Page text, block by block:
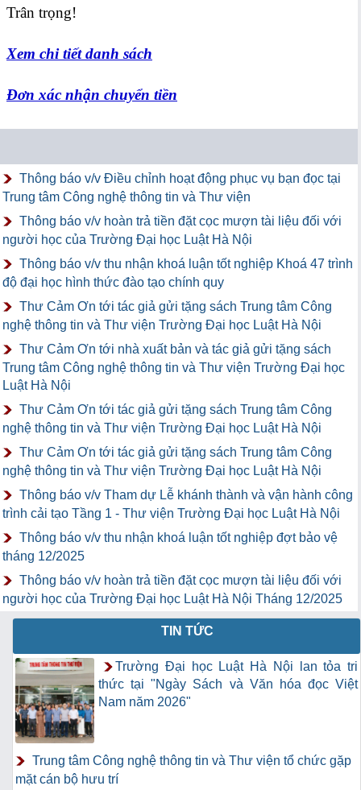
Trân trọng!
Xem chi tiết danh sách
Đơn xác nhận chuyển tiền
Thông báo v/v Điều chỉnh hoạt động phục vụ bạn đọc tại
Trung tâm Công nghệ thông tin và Thư viện
Thông báo v/v hoàn trả tiền đặt cọc mượn tài liệu đối với
người học của Trường Đại học Luật Hà Nội
Thông báo v/v thu nhận khoá luận tốt nghiệp Khoá 47 trình
độ đại học hình thức đào tạo chính quy
Thư Cảm Ơn tới tác giả gửi tặng sách Trung tâm Công
nghệ thông tin và Thư viện Trường Đại học Luật Hà Nội
Thư Cảm Ơn tới nhà xuất bản và tác giả gửi tặng sách
Trung tâm Công nghệ thông tin và Thư viện Trường Đại học
Luật Hà Nội
Thư Cảm Ơn tới tác giả gửi tặng sách Trung tâm Công
nghệ thông tin và Thư viện Trường Đại học Luật Hà Nội
Thư Cảm Ơn tới tác giả gửi tặng sách Trung tâm Công
nghệ thông tin và Thư viện Trường Đại học Luật Hà Nội
Thông báo v/v Tham dự Lễ khánh thành và vận hành công
trình cải tạo Tầng 1 - Thư viện Trường Đại học Luật Hà Nội
Thông báo v/v thu nhận khoá luận tốt nghiệp đợt bảo vệ
tháng 12/2025
Thông báo v/v hoàn trả tiền đặt cọc mượn tài liệu đối với
người học của Trường Đại học Luật Hà Nội Tháng 12/2025
TIN TỨC
Trường Đại học Luật Hà Nội lan tỏa tri
thức tại "Ngày Sách và Văn hóa đọc Việt
Nam năm 2026"
Trung tâm Công nghệ thông tin và Thư viện tổ chức gặp
mặt cán bộ hưu trí